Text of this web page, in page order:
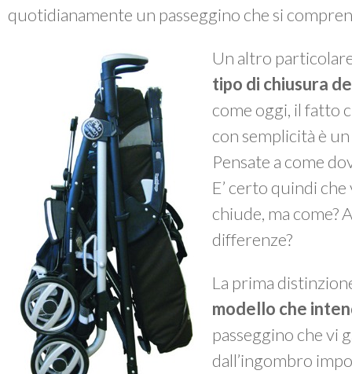
quotidianamente un passeggino che si
Un altro
tipo di chiusura
come oggi, il fatto
con semplicità è
Pensate a come
E’ certo quindi
chiude, ma come?
differenze?
La prima
modello che
passeggino che vi
dall’ingombro